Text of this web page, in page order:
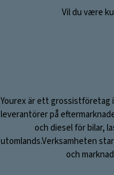
Vil du være
Yourex är ett grossistföretag
leverantörer på
och diesel för bilar,
utomlands.Verksamheten
och